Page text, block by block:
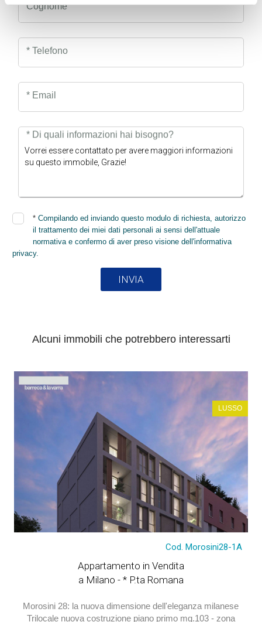
Cognome
* Telefono
* Email
* Di quali informazioni hai bisogno?
*Compilando ed inviando questo modulo di richiesta, autorizzo
il trattamento dei miei dati personali ai sensi dell'attuale
normativa e confermo di aver preso visione dell'informativa
privacy.
INVIA
Alcuni immobili che potrebbero interessarti
LUSSO
Cod. Morosini28-1A
Appartamento in Vendita
a Milano - * P.ta Romana
Morosini 28: la nuova dimensione dell'eleganza milanese
Trilocale nuova costruzione piano primo mq.103 - zona